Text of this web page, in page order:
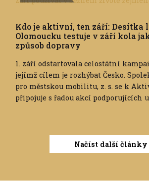
Kdo je aktivní, ten září: Desítka
Olomoucku testuje v září kola
způsob dopravy
1. září odstartovala celostátní
jejímž cílem je rozhýbat Česko.
pro městskou mobilitu, z. s. se k
připojuje s řadou akcí podporujících
Načíst další články